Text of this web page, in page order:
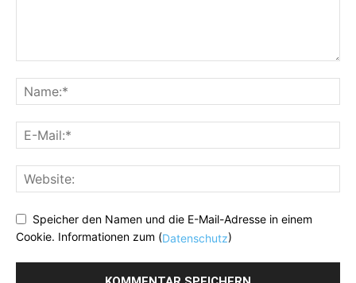
Speicher den Namen und die E-Mail-Adresse in einem
Cookie. Informationen zum (Datenschutz)